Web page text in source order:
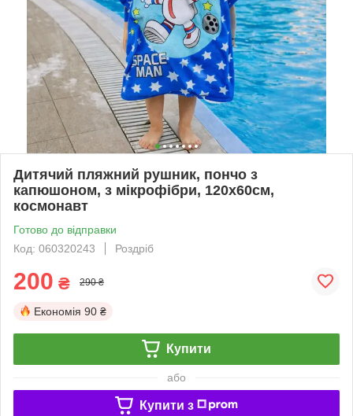
Дитячий пляжний рушник, пончо з
капюшоном, з мікрофібри, 120х60см,
космонавт
Готово до відправки
Код: 060320243
Роздріб
200 ₴ 290 ₴
Економія 90 ₴
Купити
або
Купити з